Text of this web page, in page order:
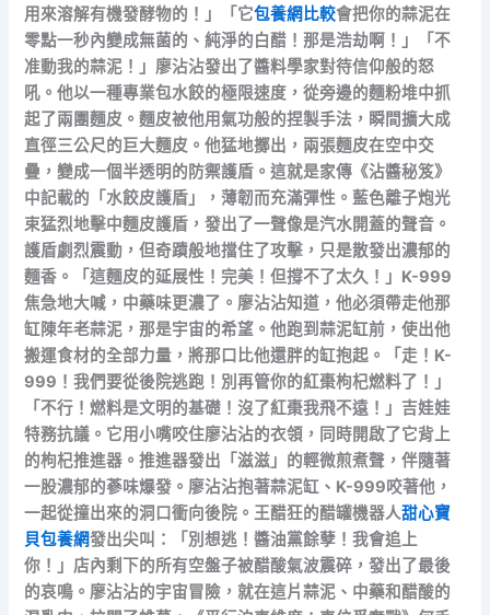
用來溶解有機發酵物的！」「它包養網比較會把你的蒜泥在
零點一秒內變成無菌的、純淨的白醋！那是浩劫啊！」「不
准動我的蒜泥！」廖沾沾發出了醬料學家對待信仰般的怒
吼。他以一種專業包水餃的極限速度，從旁邊的麵粉堆中抓
起了兩團麵皮。麵皮被他用氣功般的捏製手法，瞬間擴大成
直徑三公尺的巨大麵皮。他猛地擲出，兩張麵皮在空中交
疊，變成一個半透明的防禦護盾。這就是家傳《沾醬秘笈》
中記載的「水餃皮護盾」，薄韌而充滿彈性。藍色離子炮光
束猛烈地擊中麵皮護盾，發出了一聲像是汽水開蓋的聲音。
護盾劇烈震動，但奇蹟般地擋住了攻擊，只是散發出濃郁的
麵香。「這麵皮的延展性！完美！但撐不了太久！」K-999
焦急地大喊，中藥味更濃了。廖沾沾知道，他必須帶走他那
缸陳年老蒜泥，那是宇宙的希望。他跑到蒜泥缸前，使出他
搬運食材的全部力量，將那口比他還胖的缸抱起。「走！K-
999！我們要從後院逃跑！別再管你的紅棗枸杞燃料了！」
「不行！燃料是文明的基礎！沒了紅棗我飛不遠！」吉娃娃
特務抗議。它用小嘴咬住廖沾沾的衣領，同時開啟了它背上
的枸杞推進器。推進器發出「滋滋」的輕微煎煮聲，伴隨著
一股濃郁的蔘味爆發。廖沾沾抱著蒜泥缸、K-999咬著他，
一起從撞出來的洞口衝向後院。王醋狂的醋罐機器人甜心寶
貝包養網發出尖叫：「別想逃！醬油黨餘孽！我會追上
你！」店內剩下的所有空盤子被醋酸氣波震碎，發出了最後
的哀鳴。廖沾沾的宇宙冒險，就在這片蒜泥、中藥和醋酸的